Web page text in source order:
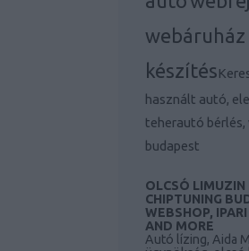
webáruház
készítés
használt autó,
teherautó bérlés,
budapest
OLCSÓ LIMUZIN
CHIPTUNING
WEBSHOP,
AND MORE
Autó lízing, Aida